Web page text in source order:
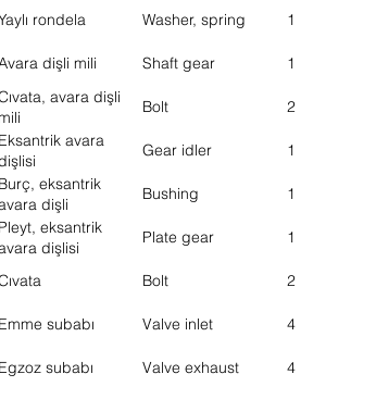
rondela Washer, spring 1
dişli mili Shaft gear 1
avara dişli
Bolt 2
Eksantrik avara
Gear idler 1
Burç, eksantrik
dişli
Bushing 1
Pleyt, eksantrik
dişlisi
Plate gear 1
Bolt 2
Emme subabı Valve inlet 4
Egzoz subabı Valve exhaust 4